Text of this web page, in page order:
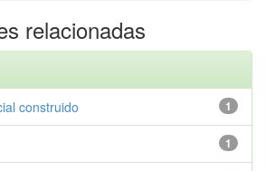
relacionadas
1
construido
1